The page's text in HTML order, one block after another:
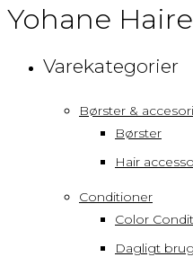
Yohane Haire
Varekategorier
Børster &
Børster
Hair
Conditioner
Color
Dagligt brug